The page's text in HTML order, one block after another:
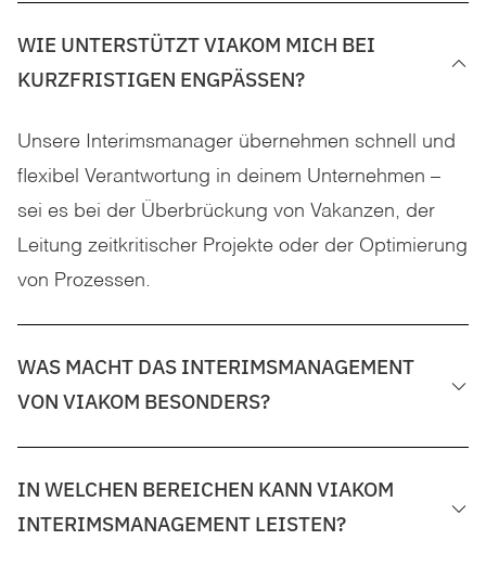
WIE UNTERSTÜTZT VIAKOM MICH BEI
KURZFRISTIGEN ENGPÄSSEN?
Unsere Interimsmanager übernehmen schnell und
flexibel Verantwortung in deinem Unternehmen –
sei es bei der Überbrückung von Vakanzen, der
Leitung zeitkritischer Projekte oder der Optimierung
von Prozessen.
WAS MACHT DAS INTERIMSMANAGEMENT
VON VIAKOM BESONDERS?
IN WELCHEN BEREICHEN KANN VIAKOM
INTERIMSMANAGEMENT LEISTEN?